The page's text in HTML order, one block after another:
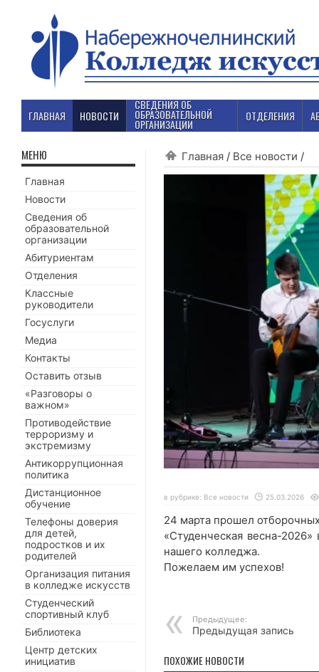
ГЛАВНАЯ НОВОСТИ
СВЕДЕНИЯ ОБ
ОБРАЗОВАТЕЛЬНОЙ
ОРГАНИЗАЦИИ
ОТДЕЛЕНИЯ
Главная / Все новости /
в рубрике: Все новости 25.03.2026
24 марта прошел
«Студенческая весна-
нашего колледжа.
Пожелаем им успехов!
Предыдущее:
Предыдущая запись
ПОХОЖИЕ НОВОСТИ
МЕНЮ
Главная
Новости
Сведения об
образовательной
организации
Абитуриентам
Отделения
Классные
руководители
Госуслуги
Медиа
Контакты
Оставить отзыв
«Разговоры о
важном»
Противодействие
терроризму и
экстремизму
Антикоррупционная
политика
Дистанционное
обучение
Телефоны доверия
для детей,
подростков и их
родителей
Организация питания
в колледже искусств
Студенческий
спортивный клуб
Библиотека
Центр детских
инициатив